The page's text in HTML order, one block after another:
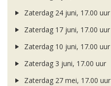
Zaterdag 24 juni, 17.00 uur
Zaterdag 17 juni, 17.00 uur
Zaterdag 10 juni, 17.00 uur
Zaterdag 3 juni, 17.00 uur
Zaterdag 27 mei, 17.00 uur